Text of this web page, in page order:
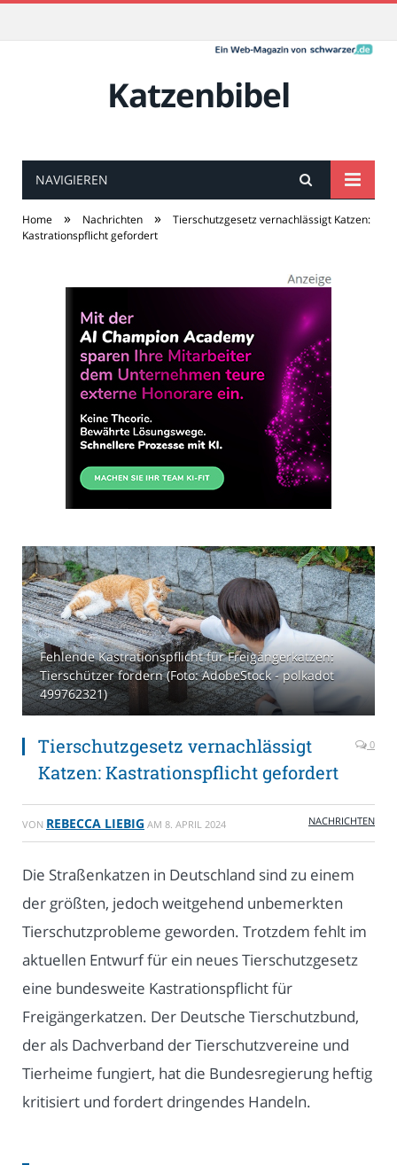
Katzenbibel
NAVIGIEREN
Home » Nachrichten »
Tierschutzgesetz vernachlässigt Katzen:
Kastrationspflicht gefordert
Fehlende Kastrationspflicht für Freigängerkatzen:
Tierschützer fordern (Foto: AdobeStock - polkadot
499762321)
Tierschutzgesetz vernachlässigt
Katzen: Kastrationspflicht gefordert
0
VON REBECCA LIEBIG AM 8. APRIL 2024 NACHRICHTEN
Die Straßenkatzen in Deutschland sind zu einem
der größten, jedoch weitgehend unbemerkten
Tierschutzprobleme geworden. Trotzdem fehlt im
aktuellen Entwurf für ein neues Tierschutzgesetz
eine bundesweite Kastrationspflicht für
Freigängerkatzen. Der Deutsche Tierschutzbund,
der als Dachverband der Tierschutzvereine und
Tierheime fungiert, hat die Bundesregierung heftig
kritisiert und fordert dringendes Handeln.